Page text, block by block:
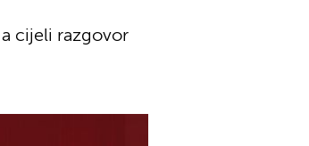
cijeli razgovor